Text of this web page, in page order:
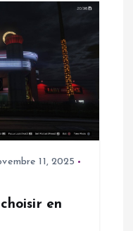
11, 2025
en